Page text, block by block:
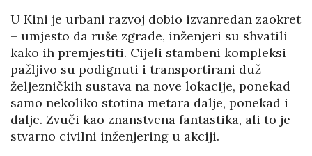
U Kini je urbani razvoj dobio izvanredan zaokret
– umjesto da ruše zgrade, inženjeri su shvatili
kako ih premjestiti. Cijeli stambeni kompleksi
pažljivo su podignuti i transportirani duž
željezničkih sustava na nove lokacije, ponekad
samo nekoliko stotina metara dalje, ponekad i
dalje. Zvuči kao znanstvena fantastika, ali to je
stvarno civilni inženjering u akciji.